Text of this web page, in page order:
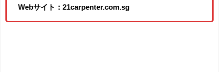
Webサイト：21carpenter.com.sg